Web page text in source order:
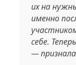
их на
именно
себе.
—